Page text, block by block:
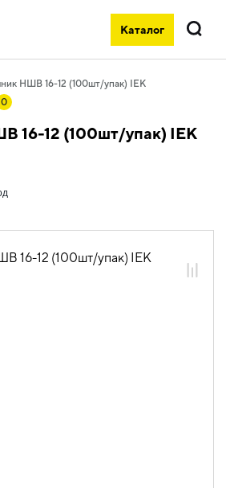
Каталог
Поиск
гильзы,
клеммы и
НШВ 16-12 (100шт/упак) IEK
0
16-12 (100шт/упак) IEK